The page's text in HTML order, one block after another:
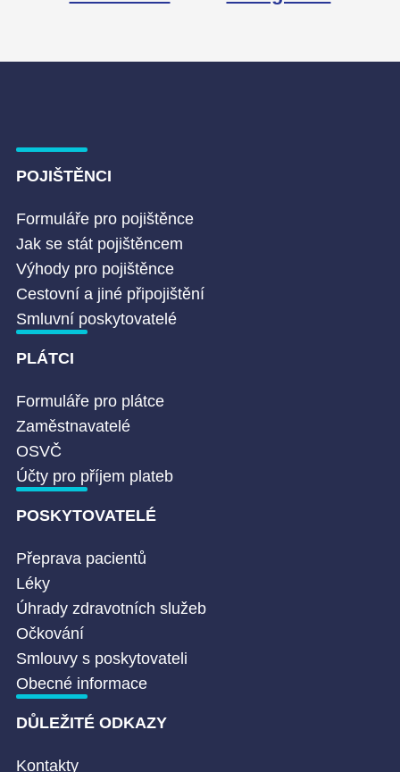
POJIŠTĚNCI
Formuláře pro pojištěnce
Jak se stát pojištěncem
Výhody pro pojištěnce
Cestovní a jiné připojištění
Smluvní poskytovatelé
PLÁTCI
Formuláře pro plátce
Zaměstnavatelé
OSVČ
Účty pro příjem plateb
POSKYTOVATELÉ
Přeprava pacientů
Léky
Úhrady zdravotních služeb
Očkování
Smlouvy s poskytovateli
Obecné informace
DŮLEŽITÉ ODKAZY
Kontakty